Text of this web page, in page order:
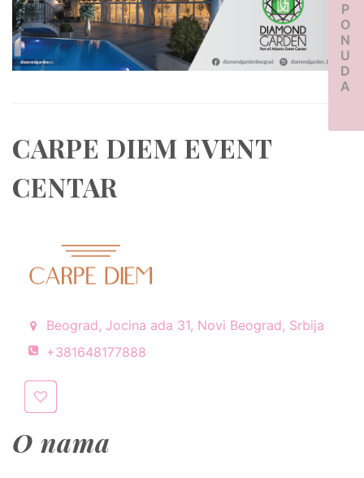
PONUDA
CARPE DIEM EVENT
CENTAR
Beograd, Jocina ada 31, Novi Beograd, Srbija
+381648177888
O nama